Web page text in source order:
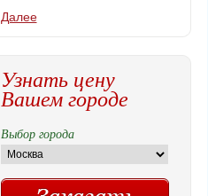
Далее
Узнать цену
Вашем городе
Выбор города